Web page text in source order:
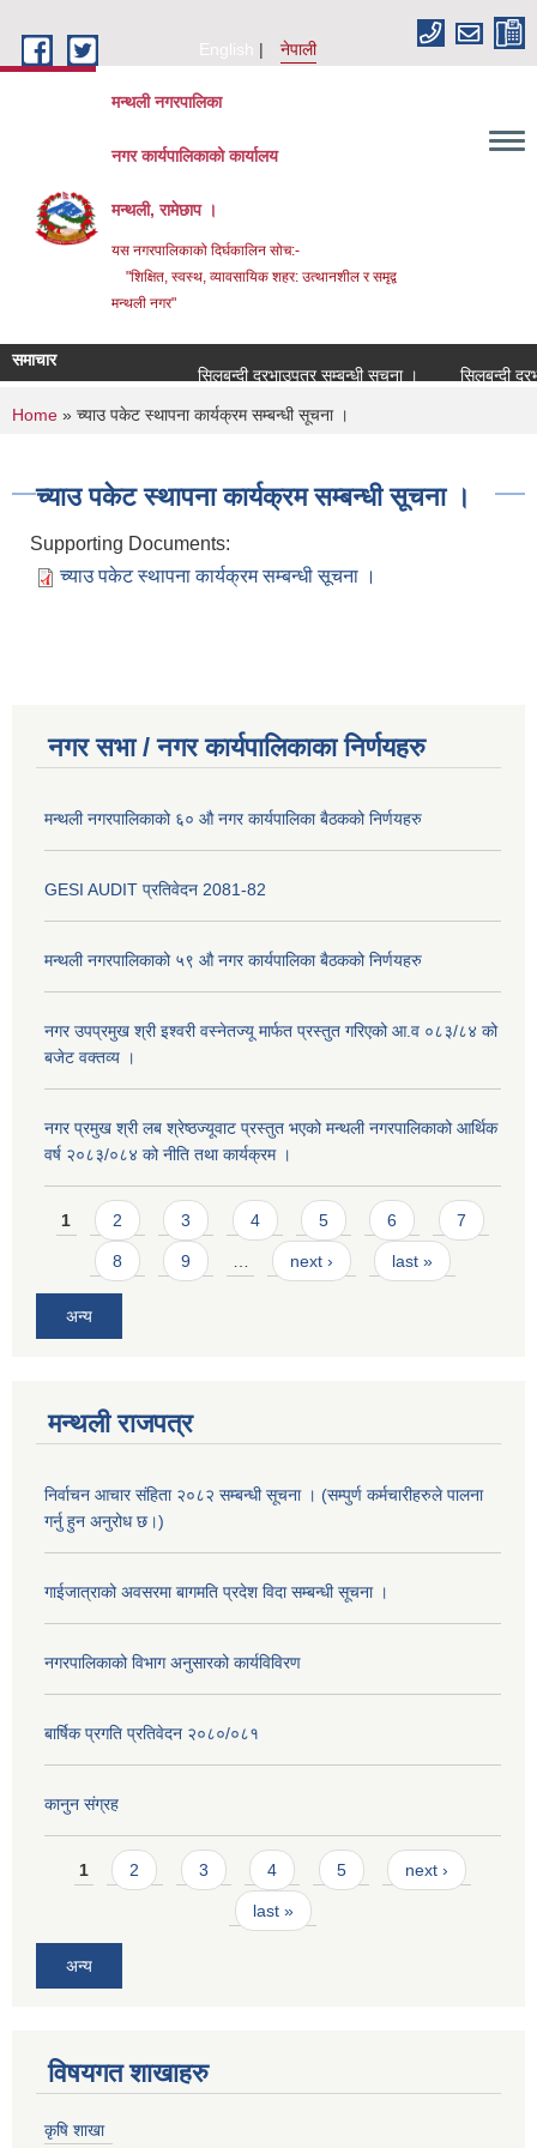
English
नेपाली
मन्थली नगरपालिका
नगर कार्यपालिकाको कार्यालय
मन्थली, रामेछाप ।
यस नगरपालिकाको दिर्घकालिन सोच:-
"शिक्षित, स्वस्थ, व्यावसायिक शहर: उत्थानशील र समृद्व
मन्थली नगर"
समाचार
सिलबन्दी दरभाउपत्र सम्बन्धी सूचना ।
सिलबन्दी
You are here
Home » च्याउ पकेट स्थापना कार्यक्रम सम्बन्धी सूचना ।
च्याउ पकेट स्थापना कार्यक्रम सम्बन्धी सूचना ।
Supporting Documents:
च्याउ पकेट स्थापना कार्यक्रम सम्बन्धी सूचना ।
नगर सभा / नगर कार्यपालिकाका निर्णयहरु
मन्थली नगरपालिकाको ६० औ नगर कार्यपालिका बैठकको निर्णयहरु
GESI AUDIT प्रतिवेदन 2081-82
मन्थली नगरपालिकाको ५९ औ नगर कार्यपालिका बैठकको निर्णयहरु
नगर उपप्रमुख श्री इश्वरी वस्नेतज्यू मार्फत प्रस्तुत गरिएको आ.व ०८३/८४ को
बजेट वक्तव्य ।
नगर प्रमुख श्री लब श्रेष्ठज्यूवाट प्रस्तुत भएको मन्थली नगरपालिकाको आर्थिक
वर्ष २०८३/०८४ को नीति तथा कार्यक्रम ।
Pages
1 2 3 4 5 6 7
8 9 next › last »
अन्य
मन्थली राजपत्र
निर्वाचन आचार संहिता २०८२ सम्बन्धी सूचना । (सम्पुर्ण कर्मचारीहरुले पालना
गर्नु हुन अनुरोध छ।)
गाईजात्राको अवसरमा बागमति प्रदेश विदा सम्बन्धी सूचना ।
नगरपालिकाको विभाग अनुसारको कार्यविविरण
बार्षिक प्रगति प्रतिवेदन २०८०/०८१
कानुन संग्रह
Pages
1 2 3 4 5 next ›
last »
अन्य
विषयगत शाखाहरु
कृषि शाखा